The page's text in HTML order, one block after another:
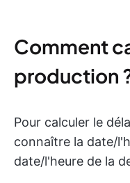
Comment
production
Pour calculer le
connaître la date/
date/l'heure de la